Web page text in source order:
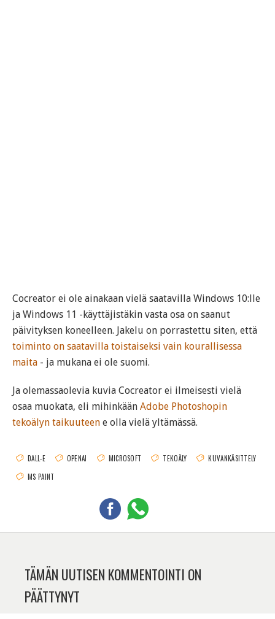
Cocreator ei ole ainakaan vielä saatavilla Windows 10:lle
ja Windows 11 -käyttäjistäkin vasta osa on saanut
päivityksen koneelleen. Jakelu on porrastettu siten, että
toiminto on saatavilla toistaiseksi vain kourallisessa
maita - ja mukana ei ole suomi.
Ja olemassaolevia kuvia Cocreator ei ilmeisesti vielä
osaa muokata, eli mihinkään Adobe Photoshopin
tekoälyn taikuuteen e olla vielä yltämässä.
DALL-E OPENAI MICROSOFT TEKOÄLY
KUVANKÄSITTELY
MS PAINT
TÄMÄN UUTISEN KOMMENTOINTI ON
PÄÄTTYNYT